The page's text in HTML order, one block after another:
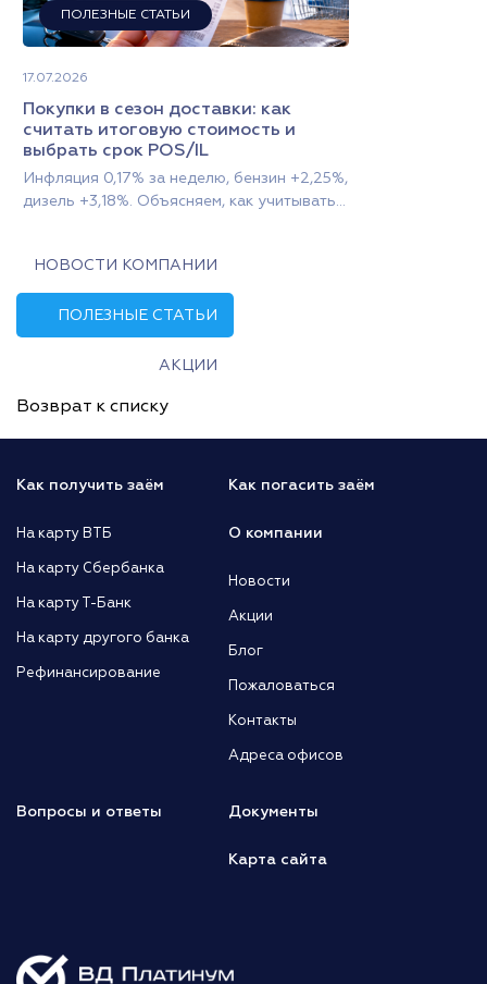
ПОЛЕЗНЫЕ СТАТЬИ
17.07.2026
Покупки в сезон доставки: как
считать итоговую стоимость и
выбрать срок POS/IL
Инфляция 0,17% за неделю, бензин +2,25%,
дизель +3,18%. Объясняем, как учитывать...
НОВОСТИ КОМПАНИИ
ПОЛЕЗНЫЕ СТАТЬИ
АКЦИИ
Возврат к списку
Как получить заём
На карту ВТБ
На карту Сбербанка
На карту Т-Банк
На карту другого банка
Рефинансирование
Как погасить заём
О компании
Новости
Акции
Блог
Пожаловаться
Контакты
Адреса офисов
Вопросы и ответы Документы
Карта сайта